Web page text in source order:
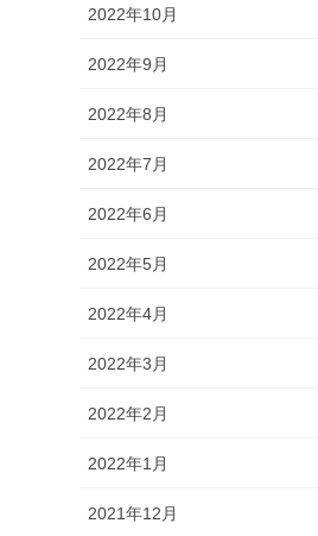
2022年10月
2022年9月
2022年8月
2022年7月
2022年6月
2022年5月
2022年4月
2022年3月
2022年2月
2022年1月
2021年12月